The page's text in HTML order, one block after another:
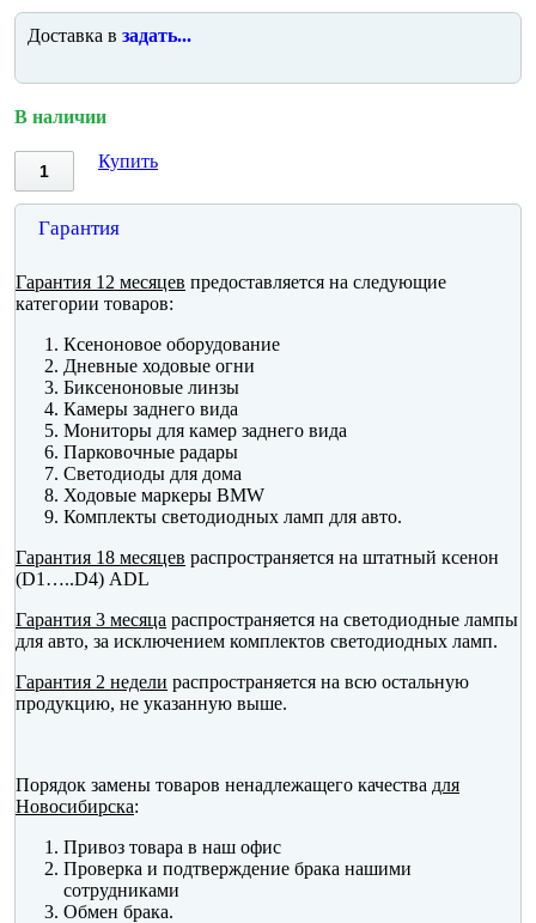
Доставка в задать...
В наличии
Купить
Гарантия
Гарантия 12 месяцев предоставляется на следующие
категории товаров:
Ксеноновое оборудование
Дневные ходовые огни
Биксеноновые линзы
Камеры заднего вида
Мониторы для камер заднего вида
Парковочные радары
Светодиоды для дома
Ходовые маркеры BMW
Комплекты светодиодных ламп для авто.
Гарантия 18 месяцев распространяется на штатный ксенон
(D1…..D4) ADL
Гарантия 3 месяца распространяется на светодиодные лампы
для авто, за исключением комплектов светодиодных ламп.
Гарантия 2 недели распространяется на всю остальную
продукцию, не указанную выше.
Порядок замены товаров ненадлежащего качества для
Новосибирска:
Привоз товара в наш офис
Проверка и подтверждение брака нашими
сотрудниками
Обмен брака.